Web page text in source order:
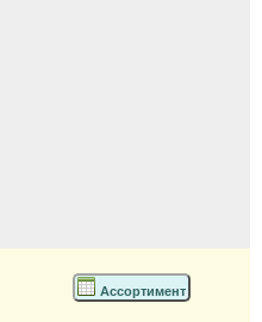
Ассортимент